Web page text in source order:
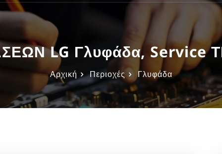
LG Γλυφάδα, Service
Αρχική Περιοχές Γλυφάδα